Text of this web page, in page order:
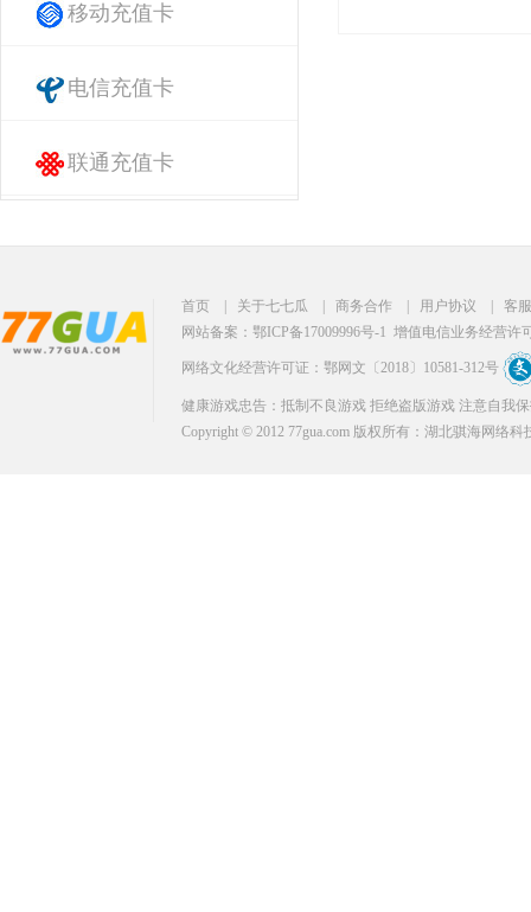
移动充值卡
电信充值卡
联通充值卡
首页 关于七七瓜 商务合作 用户协议
客
网站备案：鄂ICP备17009996号-1 增值电信业务经营许
网络文化经营许可证：鄂网文〔2018〕10581-312号
健康游戏忠告：抵制不良游戏 拒绝盗版游戏 注意自我
Copyright © 2012 77gua.com 版权所有：湖北骐海网络科